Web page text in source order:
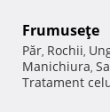
Frumuseţe
Păr, Rochii,
Manichiura,
Tratament